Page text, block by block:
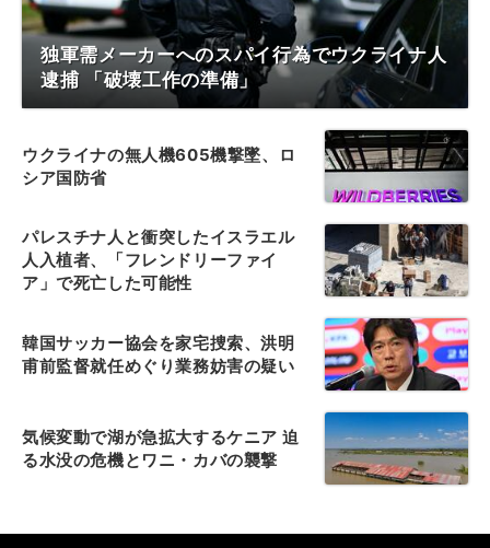
独軍需メーカーへのスパイ行為でウクライナ人
逮捕 「破壊工作の準備」
ウクライナの無人機605機撃墜、ロ
シア国防省
パレスチナ人と衝突したイスラエル
人入植者、「フレンドリーファイ
ア」で死亡した可能性
韓国サッカー協会を家宅捜索、洪明
甫前監督就任めぐり業務妨害の疑い
気候変動で湖が急拡大するケニア 迫
る水没の危機とワニ・カバの襲撃